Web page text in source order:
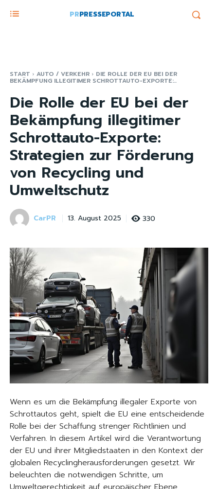
PRPRESSEPORTAL
START AUTO / VERKEHR DIE ROLLE DER EU BEI DER
BEKÄMPFUNG ILLEGITIMER SCHROTTAUTO-EXPORTE:...
Die Rolle der EU bei der
Bekämpfung illegitimer
Schrottauto-Exporte:
Strategien zur Förderung
von Recycling und
Umweltschutz
CarPR 13. August 2025 330
Wenn es um die Bekämpfung illegaler Exporte von
Schrottautos geht, spielt die EU eine entscheidende
Rolle bei der Schaffung strenger Richtlinien und
Verfahren. In diesem Artikel wird die Verantwortung
der EU und ihrer Mitgliedstaaten in den Kontext der
globalen Recyclingherausforderungen gesetzt. Wir
beleuchten die notwendigen Schritte, um